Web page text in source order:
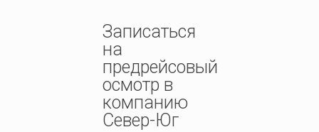
Записаться
на
предрейсовый
осмотр в
компанию
Север-Юг